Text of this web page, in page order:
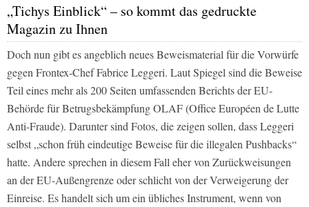
„Tichys Einblick“ – so kommt das gedruckte
Magazin zu Ihnen
Doch nun gibt es angeblich neues Beweismaterial für die Vorwürfe
gegen Frontex-Chef Fabrice Leggeri. LautSpiegel sind die Beweise
Teil eines mehr als 200 Seiten umfassenden Berichts der EU-
Behörde für Betrugsbekämpfung OLAF (Office Européen de Lutte
Anti-Fraude). Darunter sind Fotos, die zeigen sollen, dass Leggeri
selbst „schon früh eindeutige Beweise für die illegalen Pushbacks“
hatte. Andere sprechen in diesem Fall eher von Zurückweisungen
an der EU-Außengrenze oder schlicht von der Verweigerung der
Einreise. Es handelt sich um ein übliches Instrument, wenn von